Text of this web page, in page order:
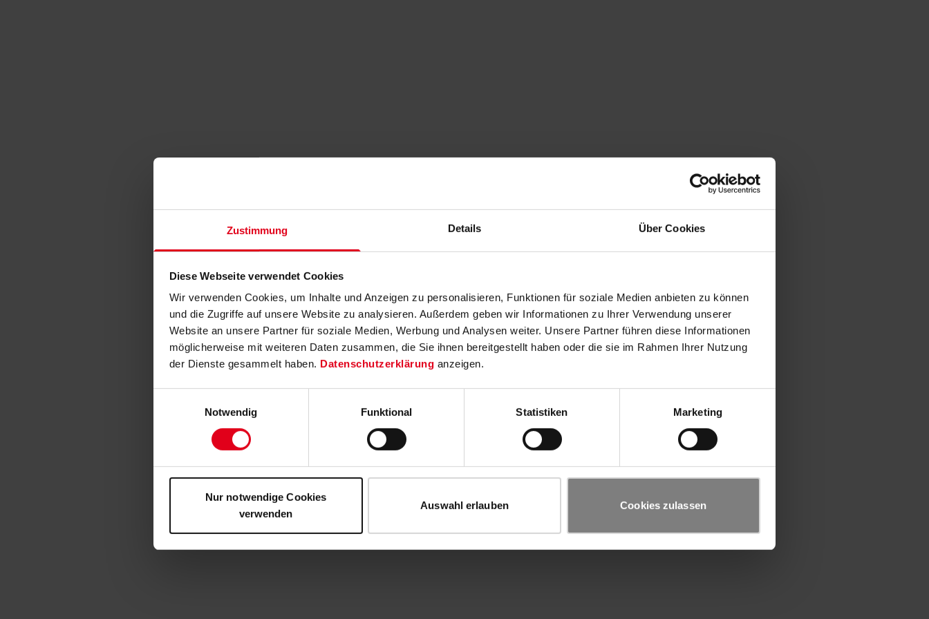
Zustimmung Details Über Cookies
Diese Webseite verwendet Cookies
Wir verwenden Cookies, um Inhalte und Anzeigen zu personalisieren, Funktionen für soziale Medien anbieten zu können
und die Zugriffe auf unsere Website zu analysieren. Außerdem geben wir Informationen zu Ihrer Verwendung unserer
Website an unsere Partner für soziale Medien, Werbung und Analysen weiter. Unsere Partner führen diese Informationen
möglicherweise mit weiteren Daten zusammen, die Sie ihnen bereitgestellt haben oder die sie im Rahmen Ihrer Nutzung
der Dienste gesammelt haben. Datenschutzerklärung anzeigen.
Notwendig
Funktional Statistiken Marketing
Nur notwendige Cookies
verwenden
Auswahl erlauben Cookies zulassen